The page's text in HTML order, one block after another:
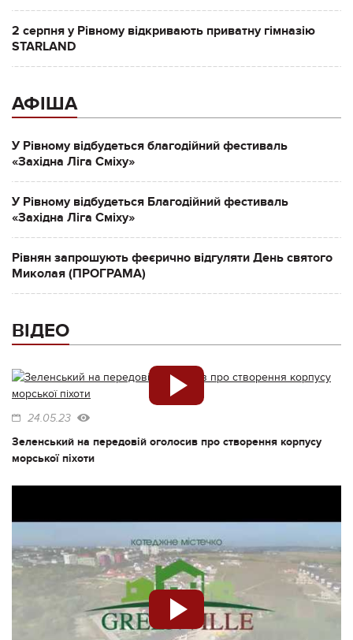
2 серпня у Рівному відкривають приватну гімназію
STARLAND
АФІША
У Рівному відбудеться благодійний фестиваль
«Західна Ліга Сміху»
У Рівному відбудеться Благодійний фестиваль
«Західна Ліга Сміху»
Рівнян запрошують феєрично відгуляти День святого
Миколая (ПРОГРАМА)
ВІДЕО
24.05.23
Зеленський на передовій оголосив про створення корпусу
морської піхоти